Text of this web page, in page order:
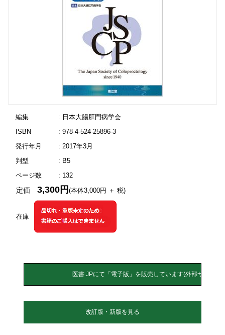
編集
: 日本大腸肛門病学会
ISBN
: 978-4-524-25896-3
発行年月
: 2017年3月
判型
: B5
ページ数
: 132
在庫
定価3,300円(本体3,000円 ＋ 税)
改訂版・新版を見る